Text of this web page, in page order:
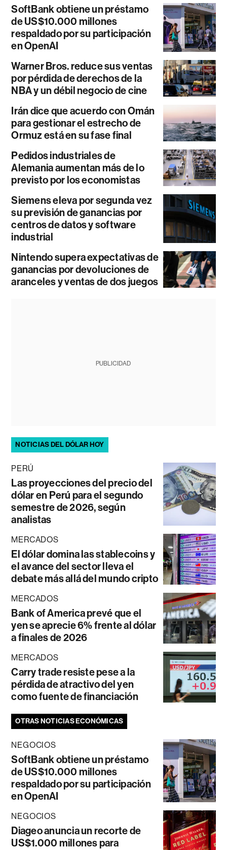
SoftBank obtiene un préstamo
de US$10.000 millones
respaldado por su participación
en OpenAI
Warner Bros. reduce sus ventas
por pérdida de derechos de la
NBA y un débil negocio de cine
Irán dice que acuerdo con Omán
para gestionar el estrecho de
Ormuz está en su fase final
Pedidos industriales de
Alemania aumentan más de lo
previsto por los economistas
Siemens eleva por segunda vez
su previsión de ganancias por
centros de datos y software
industrial
Nintendo supera expectativas de
ganancias por devoluciones de
aranceles y ventas de dos juegos
PUBLICIDAD
NOTICIAS DEL DÓLAR HOY
PERÚ
Las proyecciones del precio del
dólar en Perú para el segundo
semestre de 2026, según
analistas
MERCADOS
El dólar domina las stablecoins y
el avance del sector lleva el
debate más allá del mundo cripto
MERCADOS
Bank of America prevé que el
yen se aprecie 6% frente al dólar
a finales de 2026
MERCADOS
Carry trade resiste pese a la
pérdida de atractivo del yen
como fuente de financiación
OTRAS NOTICIAS ECONÓMICAS
NEGOCIOS
SoftBank obtiene un préstamo
de US$10.000 millones
respaldado por su participación
en OpenAI
NEGOCIOS
Diageo anuncia un recorte de
US$1.000 millones para